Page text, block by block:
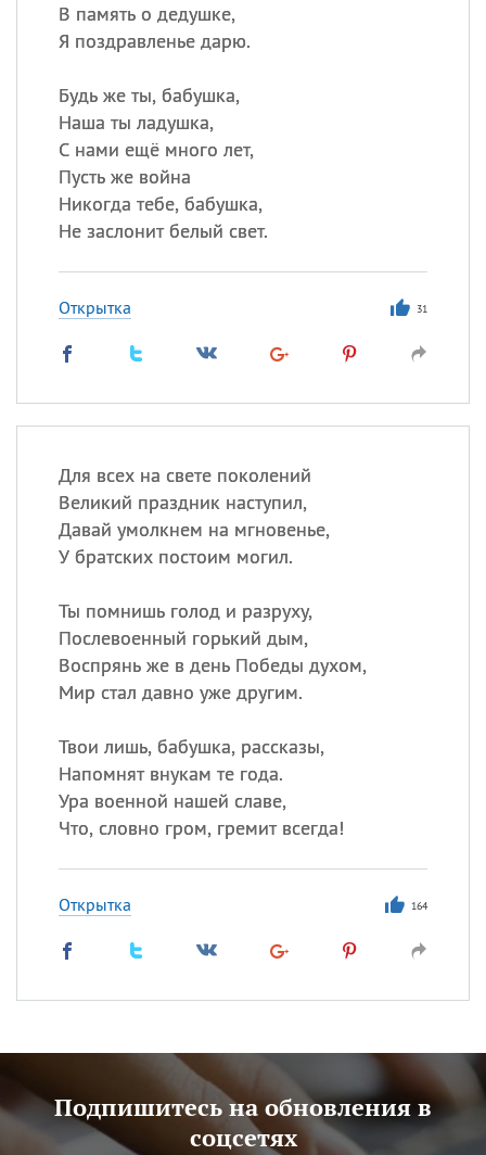
В память о дедушке,
Я поздравленье дарю.
Будь же ты, бабушка,
Наша ты ладушка,
С нами ещё много лет,
Пусть же война
Никогда тебе, бабушка,
Не заслонит белый свет.
Открытка 31
Для всех на свете поколений
Великий праздник наступил,
Давай умолкнем на мгновенье,
У братских постоим могил.
Ты помнишь голод и разруху,
Послевоенный горький дым,
Воспрянь же в день Победы духом,
Мир стал давно уже другим.
Твои лишь, бабушка, рассказы,
Напомнят внукам те года.
Ура военной нашей славе,
Что, словно гром, гремит всегда!
Открытка 164
Подпишитесь на обновления в
соцсетях